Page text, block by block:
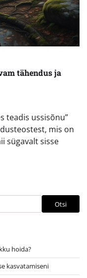
tähendus ja
teadis ussisõnu”
mis on
sügavalt sisse
Otsi
hoida?
kasvatamiseni